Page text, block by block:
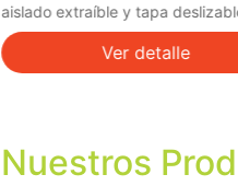
aislado extraíble y tapa
Ver detalle
Nuestros